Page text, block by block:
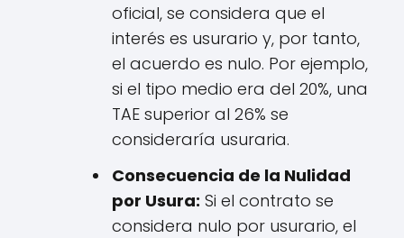
oficial, se considera que el
interés es usurario y, por tanto,
el acuerdo es nulo. Por ejemplo,
si el tipo medio era del 20%, una
TAE superior al 26% se
consideraría usuraria.
Consecuencia de la Nulidad
por Usura: Si el contrato se
considera nulo por usurario, el